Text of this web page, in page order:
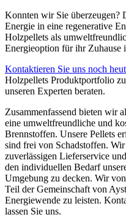
Konnten wir Sie überzeugen?
Energie in eine regenerative
Holzpellets als
Energieoption für ihr Zuhause
Kontaktieren Sie uns noch
Holzpellets Produktportfolio
unseren Experten beraten.
Zusammenfassend bieten wir
eine umweltfreundliche und
Brennstoffen. Unsere Pellets
sind frei von Schadstoffen.
zuverlässigen Lieferservice
den individuellen Bedarf
Umgebung zu decken. Wir
Teil der Gemeinschaft von
Energiewende zu leisten.
lassen Sie uns.